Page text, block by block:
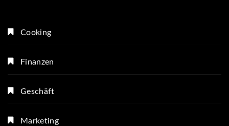
Cooking
Finanzen
Geschäft
Marketing